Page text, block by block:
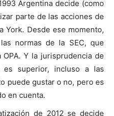
Argentina decide (como
parte de las acciones de
York. Desde ese momento,
normas de la SEC, que
Y la jurisprudencia de
es superior, incluso a las
puede gustar o no, pero es
en cuenta.
de 2012 se decide